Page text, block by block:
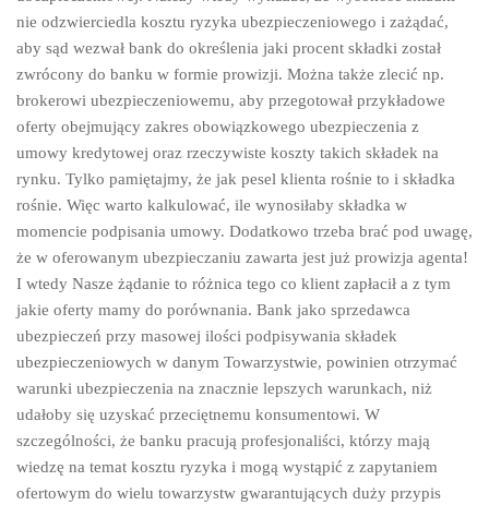
nie odzwierciedla kosztu ryzyka ubezpieczeniowego i zażądać,
aby sąd wezwał bank do określenia jaki procent składki został
zwrócony do banku w formie prowizji. Można także zlecić np.
brokerowi ubezpieczeniowemu, aby przegotował przykładowe
oferty obejmujący zakres obowiązkowego ubezpieczenia z
umowy kredytowej oraz rzeczywiste koszty takich składek na
rynku. Tylko pamiętajmy, że jak pesel klienta rośnie to i składka
rośnie. Więc warto kalkulować, ile wynosiłaby składka w
momencie podpisania umowy. Dodatkowo trzeba brać pod uwagę,
że w oferowanym ubezpieczaniu zawarta jest już prowizja agenta!
I wtedy Nasze żądanie to różnica tego co klient zapłacił a z tym
jakie oferty mamy do porównania. Bank jako sprzedawca
ubezpieczeń przy masowej ilości podpisywania składek
ubezpieczeniowych w danym Towarzystwie, powinien otrzymać
warunki ubezpieczenia na znacznie lepszych warunkach, niż
udałoby się uzyskać przeciętnemu konsumentowi. W
szczególności, że banku pracują profesjonaliści, którzy mają
wiedzę na temat kosztu ryzyka i mogą wystąpić z zapytaniem
ofertowym do wielu towarzystw gwarantujących duży przypis